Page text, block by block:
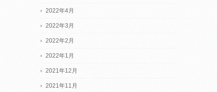
2022年4月
2022年3月
2022年2月
2022年1月
2021年12月
2021年11月